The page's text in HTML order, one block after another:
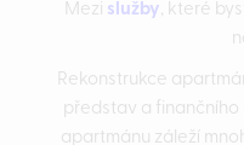
Mezi služby, které
Rekonstrukce
představ a finančního
apartmánu záleží